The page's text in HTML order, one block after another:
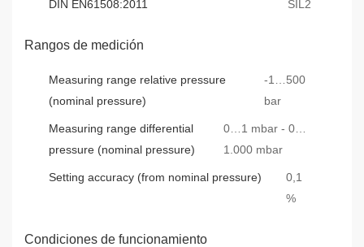
DIN EN61508:2011 SIL2
Rangos de medición
Measuring range relative pressure
(nominal pressure)
-1…500
bar
Measuring range differential
pressure (nominal pressure)
0…1 mbar - 0…
1.000 mbar
Setting accuracy (from nominal pressure)
0,1
%
Condiciones de funcionamiento